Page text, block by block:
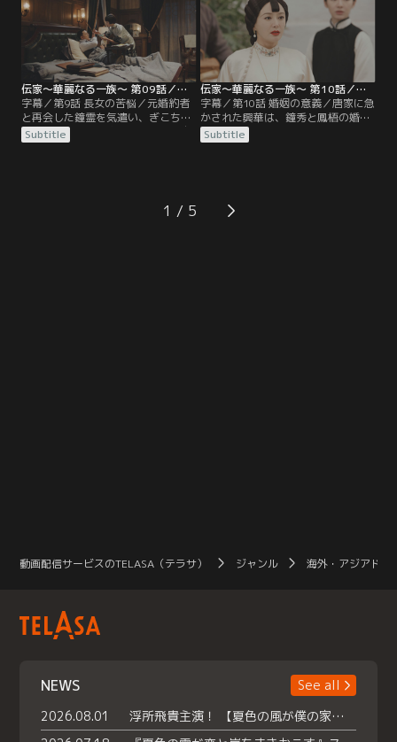
経営から外され落ち込む鐘玉は屋敷
内を散歩中、自分を誘拐した沈彬
（シェン・ビン）と遭遇し、お互い
の腹を探り合う。
感じた妹の易寄漁（イー・ジーユ
ー）と母の范燕秋（ファン・イエン
チウ）が易邸に移り住むことに。屋
敷内が慌ただしくなる中、瑩如の元
に差出人不明の手紙が届き…。
伝家～華麗なる一族～ 第09話／字幕
字幕／第9話 長女の苦悩／元婚約者
と再会した鐘霊を気遣い、ぎこちな
い空気が流れる易家。だが鐘霊は自
分よりも、鐘秀と鳳梧の仲を心配し
せる興華が帰宅を渋り、残業してい
た沈彬と屋台で夜食を食べている
Subtitle
伝家～華麗なる一族～ 第10話／字幕
字幕／第10話 婚姻の意義／唐家に急
かされた興華は、鐘秀と鳳梧の婚約
話を進めるため、鐘霊に準備を進め
るよう命じる。母親である瑩如は、
い。一方、アンティーク絵画の表装
を依頼するため外出した鐘霊の前
Subtitle
1
動画配信サービスのTELASA（テラサ） ジャンル 海外・アジアドラ
NEWS
See all
2026.08.01
浮所飛貴主演！ 【夏色の風が僕の家にやってきた】 本日よりテラサで独占配信スタート！